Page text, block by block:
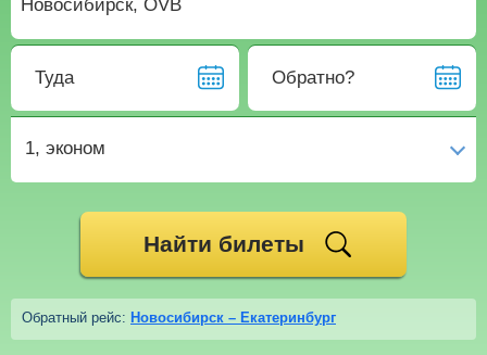
Туда Обратно?
1, эконом
Найти билеты
Обратный рейс: Новосибирск – Екатеринбург